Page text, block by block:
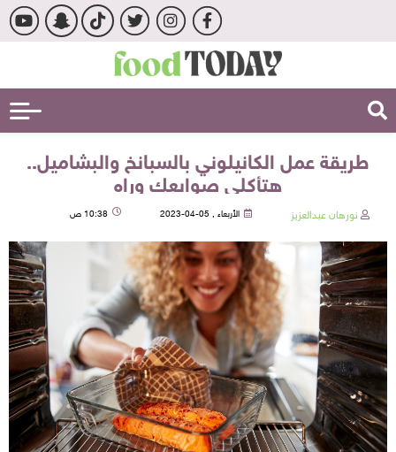
طريقة عمل الكانيلوني بالسبانخ والبشاميل..
هتأكلي صوابعك وراه
نورهان عبدالعزيز الأربعاء , 05-04-2023 10:38 ص